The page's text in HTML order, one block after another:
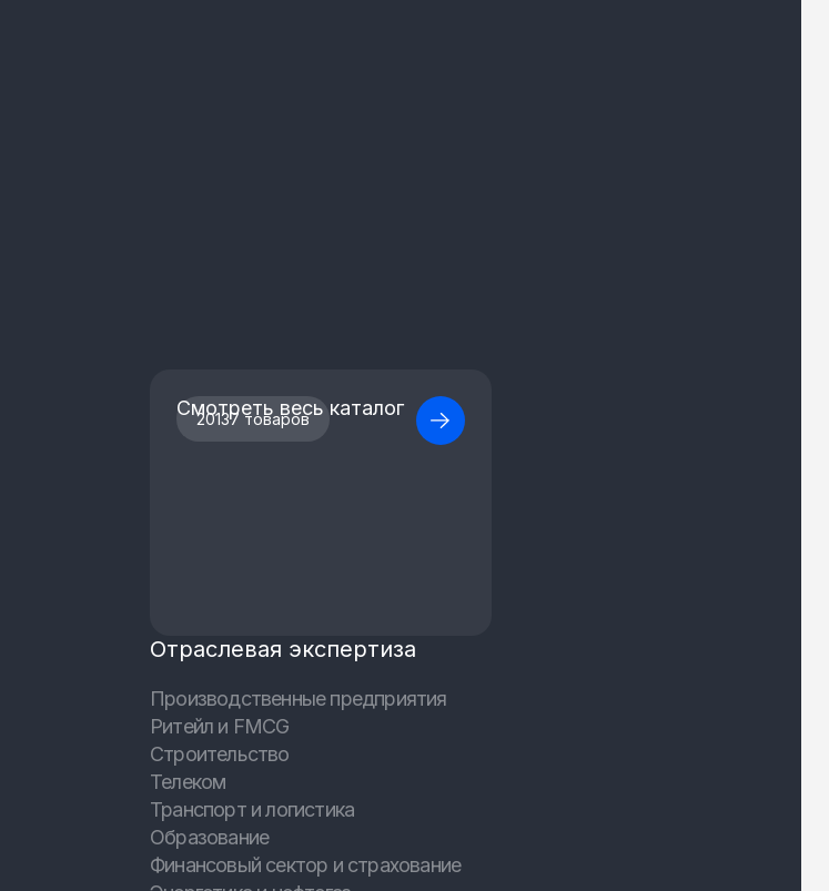
20137 товаров
Смотреть весь каталог
Отраслевая экспертиза
Производственные предприятия
Ритейл и FMCG
Строительство
Телеком
Транспорт и логистика
Образование
Финансовый сектор и страхование